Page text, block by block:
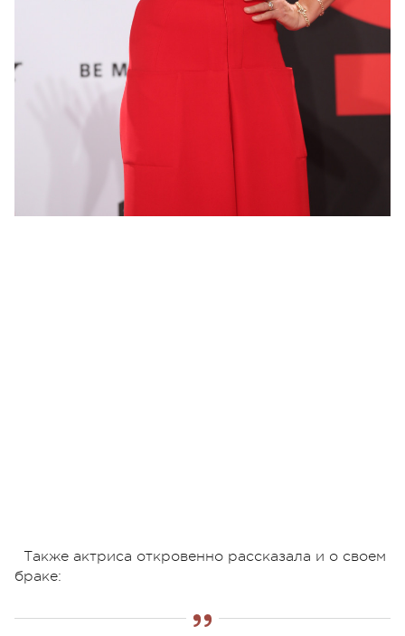
Также актриса откровенно рассказала и о своем
браке: